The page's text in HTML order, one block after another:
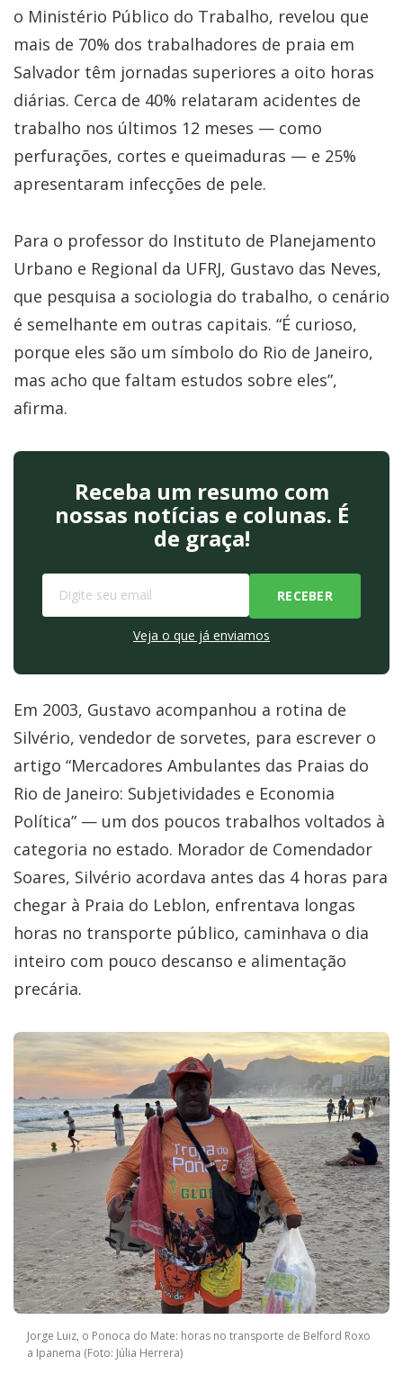
o Ministério Público do Trabalho, revelou que
mais de 70% dos trabalhadores de praia em
Salvador têm jornadas superiores a oito horas
diárias. Cerca de 40% relataram acidentes de
trabalho nos últimos 12 meses — como
perfurações, cortes e queimaduras — e 25%
apresentaram infecções de pele.
Para o professor do Instituto de Planejamento
Urbano e Regional da UFRJ, Gustavo das Neves,
que pesquisa a sociologia do trabalho, o cenário
é semelhante em outras capitais. “É curioso,
porque eles são um símbolo do Rio de Janeiro,
mas acho que faltam estudos sobre eles”,
afirma.
Receba um resumo com
nossas notícias e colunas. É
de graça!
Veja o que já enviamos
Em 2003, Gustavo acompanhou a rotina de
Silvério, vendedor de sorvetes, para escrever o
artigo “Mercadores Ambulantes das Praias do
Rio de Janeiro: Subjetividades e Economia
Política” — um dos poucos trabalhos voltados à
categoria no estado. Morador de Comendador
Soares, Silvério acordava antes das 4 horas para
chegar à Praia do Leblon, enfrentava longas
horas no transporte público, caminhava o dia
inteiro com pouco descanso e alimentação
precária.
Jorge Luiz, o Ponoca do Mate: horas no transporte de Belford Roxo
a Ipanema (Foto: Júlia Herrera)